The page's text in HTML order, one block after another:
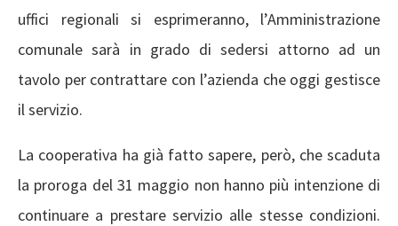
uffici regionali si esprimeranno, l’Amministrazione
comunale sarà in grado di sedersi attorno ad un
tavolo per contrattare con l’azienda che oggi gestisce
il servizio.
La cooperativa ha già fatto sapere, però, che scaduta
la proroga del 31 maggio non hanno più intenzione di
continuare a prestare servizio alle stesse condizioni.